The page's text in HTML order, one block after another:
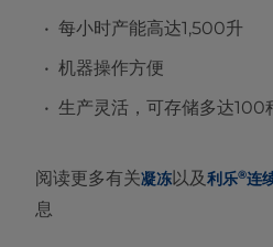
每小时产能高达1,500升
机器操作方便
生产灵活，可存储多达100
阅读更多有关凝冻以及利乐®连
息